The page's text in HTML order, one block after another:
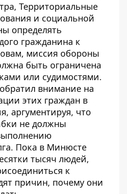
Территориальные
и социальной
определять
гражданина к
миссия обороны
быть ограничена
или судимостями.
внимание на
этих граждан в
аргументируя, что
не должны
Пока в Минюсте
тысяч людей,
к
причин, почему они